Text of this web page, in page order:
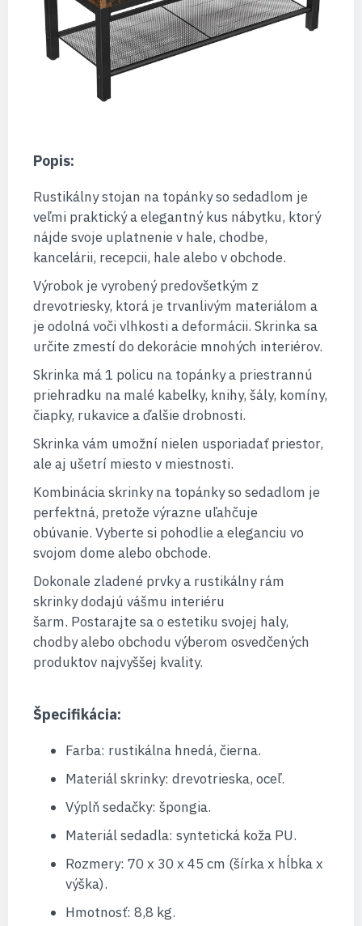
Popis:
Rustikálny stojan na topánky so sedadlom je
veľmi praktický a elegantný kus nábytku, ktorý
nájde svoje uplatnenie v hale, chodbe,
kancelárii, recepcii, hale alebo v obchode.
Výrobok je vyrobený predovšetkým z
drevotriesky, ktorá je trvanlivým materiálom a
je odolná voči vlhkosti a deformácii. Skrinka sa
určite zmestí do dekorácie mnohých interiérov.
Skrinka má 1 policu na topánky a priestrannú
priehradku na malé kabelky, knihy, šály, komíny,
čiapky, rukavice a ďalšie drobnosti.
Skrinka vám umožní nielen usporiadať priestor,
ale aj ušetrí miesto v miestnosti.
Kombinácia skrinky na topánky so sedadlom je
perfektná, pretože výrazne uľahčuje
obúvanie. Vyberte si pohodlie a eleganciu vo
svojom dome alebo obchode.
Dokonale zladené prvky a rustikálny rám
skrinky dodajú vášmu interiéru
šarm. Postarajte sa o estetiku svojej haly,
chodby alebo obchodu výberom osvedčených
produktov najvyššej kvality.
Špecifikácia:
Farba: rustikálna hnedá, čierna.
Materiál skrinky: drevotrieska, oceľ.
Výplň sedačky: špongia.
Materiál sedadla: syntetická koža PU.
Rozmery: 70 x 30 x 45 cm (šírka x hĺbka x
výška).
Hmotnosť: 8,8 kg.